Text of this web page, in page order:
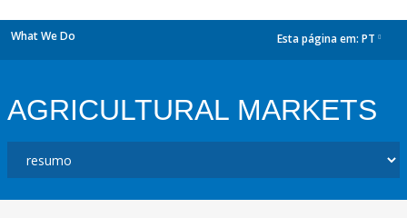
What We Do Esta página em: PT
AGRICULTURAL MARKETS